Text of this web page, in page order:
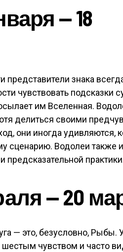
— 18
знака
чувствовать подсказки
им Вселенная.
делиться своими
они иногда удивляются,
сценарию. Водолеи также
предсказательной
— 20
— это, безусловно,
чувством и часто